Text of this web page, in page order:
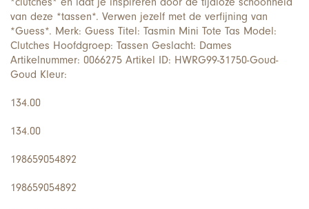
van deze *tassen*. Verwen jezelf met de verfijning van
*Guess*. Merk: Guess Titel: Tasmin Mini Tote Tas Model:
Clutches Hoofdgroep: Tassen Geslacht: Dames
Artikelnummer: 0066275 Artikel ID: HWRG99-31750-Goud-
Goud Kleur:
134.00
134.00
198659054892
198659054892